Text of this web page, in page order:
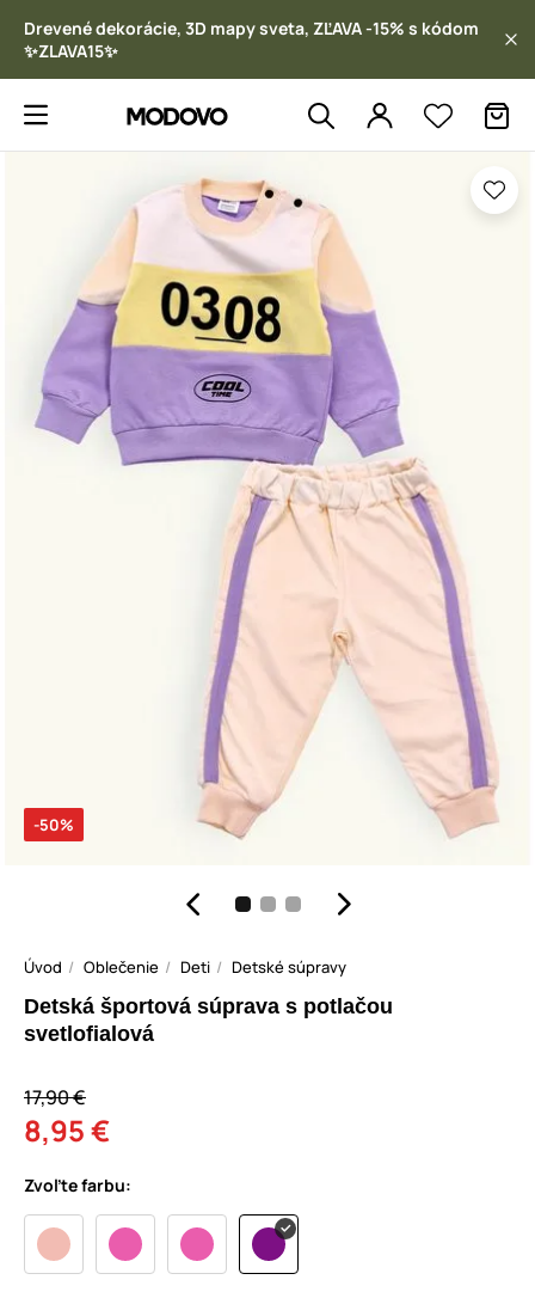
Drevené dekorácie, 3D mapy sveta, ZĽAVA -15% s kódom
✨ZLAVA15✨
-50%
Úvod Oblečenie Deti Detské súpravy
Detská športová súprava s potlačou
svetlofialová
17,90 €
8,95 €
Zvoľte farbu: